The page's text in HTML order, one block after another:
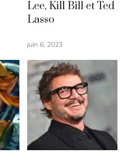
Lee, Kill Bill et Ted
Lasso
juin 6, 2023